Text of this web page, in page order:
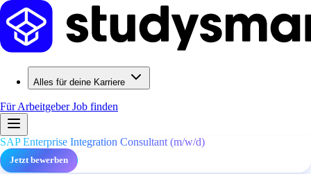
Alles für deine Karriere
Für ArbeitgeberJob finden
SAP Enterprise Integration Consultant (m/w/d)
Jetzt bewerben